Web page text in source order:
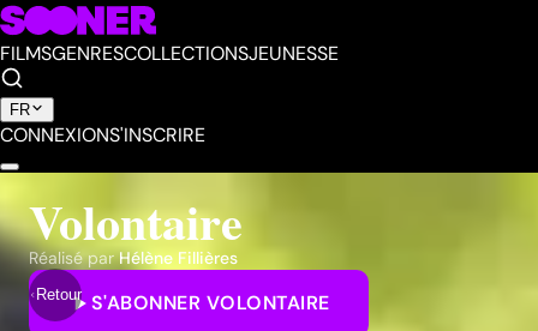
FILMSGENRESCOLLECTIONSJEUNESSE
FR
CONNEXIONS'INSCRIRE
Retour
Volontaire
Réalisé par Hélène Fillières
S'ABONNER VOLONTAIRE